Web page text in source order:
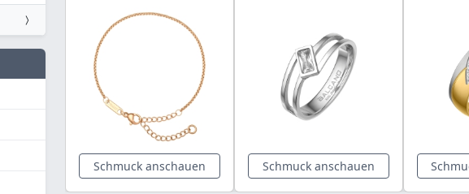
Schmuck anschauen Schmuck anschauen